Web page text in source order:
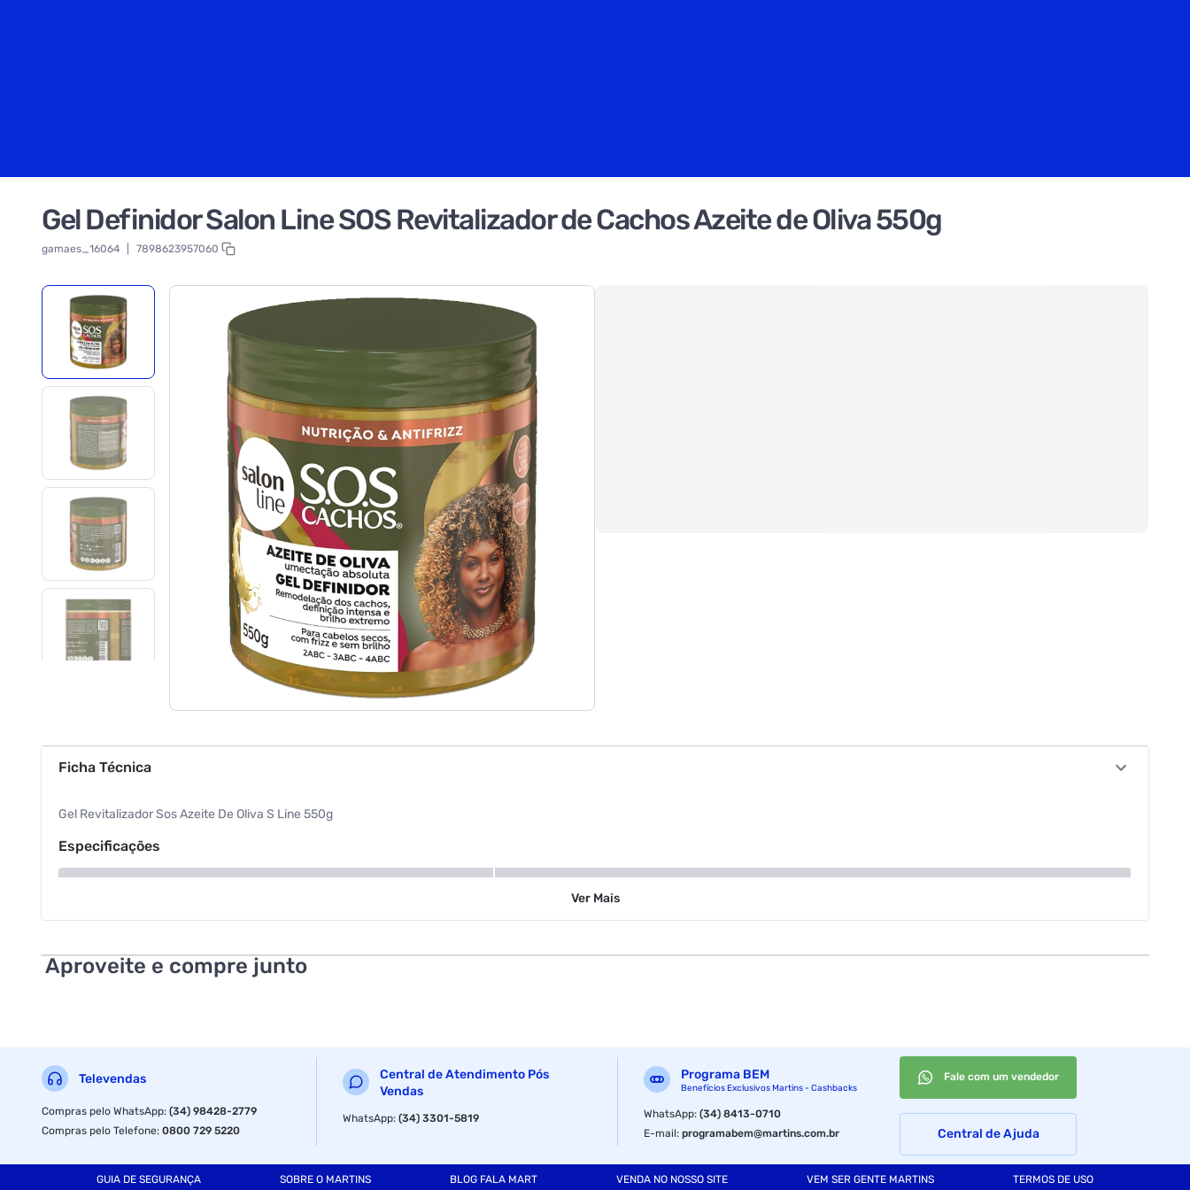
Gel Definidor Salon Line SOS Revitalizador de Cachos Azeite de Oliva 550g
gamaes_16064 7898623957060
Ficha Técnica
Gel Revitalizador Sos Azeite De Oliva S Line 550g
Especificações
Ver Mais
Aproveite e compre junto
Televendas
Compras pelo WhatsApp:(34) 98428-2779
Compras pelo Telefone:0800 729 5220
Central de Atendimento Pós
Vendas
WhatsApp:(34) 3301-5819
Programa BEM
Benefícios Exclusivos Martins - Cashbacks
WhatsApp:(34) 8413-0710
E-mail:programabem@martins.com.br
Fale com um vendedor
Central de Ajuda
GUIA DE SEGURANÇA SOBRE O MARTINS BLOG FALA MART VENDA NO NOSSO SITE VEM SER GENTE MARTINS TERMOS DE USO